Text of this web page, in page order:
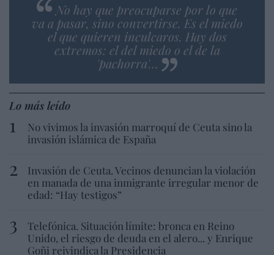
No hay que preocuparse por lo que
va a pasar, sino convertirse. Es el miedo
el que quieren inculcaros. Hay dos
extremos: el del miedo o el de la
'pachorra'…
Lo más leído
No vivimos la invasión marroquí de Ceuta sino la
invasión islámica de España
Invasión de Ceuta. Vecinos denuncian la violación
en manada de una inmigrante irregular menor de
edad: “Hay testigos”
Telefónica. Situación límite: bronca en Reino
Unido, el riesgo de deuda en el alero... y Enrique
Goñi reivindica la Presidencia